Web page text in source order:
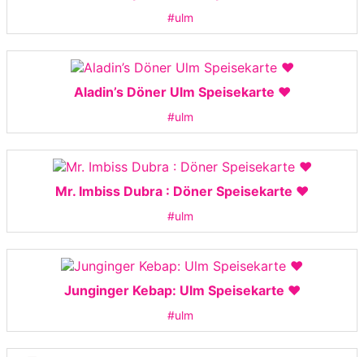
#ulm
Aladin’s Döner Ulm Speisekarte ❤️
#ulm
Mr. Imbiss Dubra : Döner Speisekarte ❤️
#ulm
Junginger Kebap: Ulm Speisekarte ❤️
#ulm